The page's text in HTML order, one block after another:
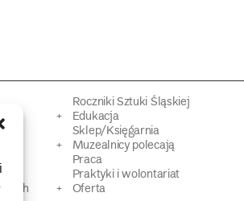
Roczniki Sztuki Śląskiej
Edukacja
Sklep/Księgarnia
Muzealnicy polecają
Praca
Praktyki i wolontariat
Oferta